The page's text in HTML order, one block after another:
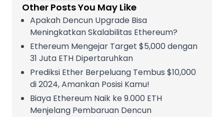
Other Posts You May Like
Apakah Dencun Upgrade Bisa
Meningkatkan Skalabilitas Ethereum?
Ethereum Mengejar Target $5,000 dengan
31 Juta ETH Dipertaruhkan
Prediksi Ether Berpeluang Tembus $10,000
di 2024, Amankan Posisi Kamu!
Biaya Ethereum Naik ke 9.000 ETH
Menjelang Pembaruan Dencun